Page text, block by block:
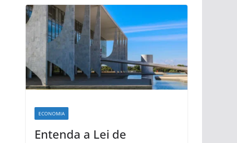
ECONOMIA
Entenda a Lei de